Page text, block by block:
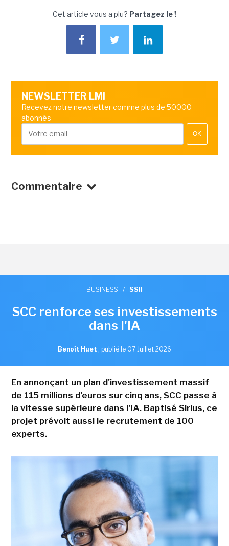
Cet article vous a plu? Partagez le !
NEWSLETTER LMI
Recevez notre newsletter comme plus de 50000
abonnés
OK
Commentaire
BUSINESS / SSII
SCC renforce ses investissements
dans l'IA
Benoît Huet , publié le 07 Juillet 2026
En annonçant un plan d'investissement massif
de 115 millions d'euros sur cinq ans, SCC passe à
la vitesse supérieure dans l'IA. Baptisé Sirius, ce
projet prévoit aussi le recrutement de 100
experts.